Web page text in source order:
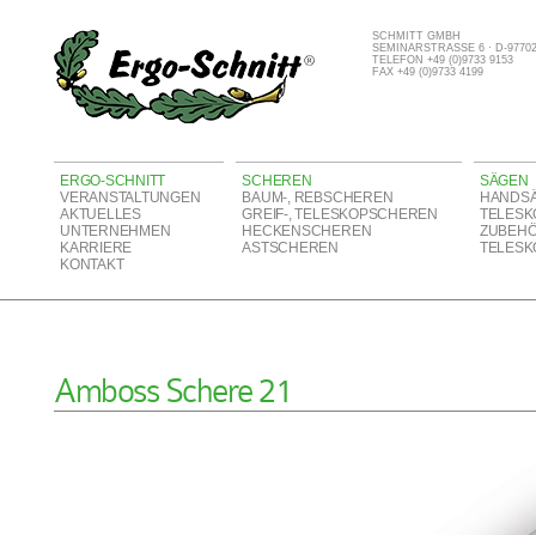
SCHMITT GMBH
SEMINARSTRASSE 6 · D-
TELEFON +49 (0)9733 9153
FAX +49 (0)9733 4199
ERGO-SCHNITT
VERANSTALTUNGEN
AKTUELLES
UNTERNEHMEN
KARRIERE
KONTAKT
SCHEREN
BAUM-, REBSCHEREN
GREIF-, TELESKOPSCHEREN
HECKENSCHEREN
ASTSCHEREN
SÄGEN
Amboss Schere 21